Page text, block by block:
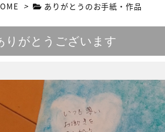
> ありがとうのお手紙・作品
りがとうございます